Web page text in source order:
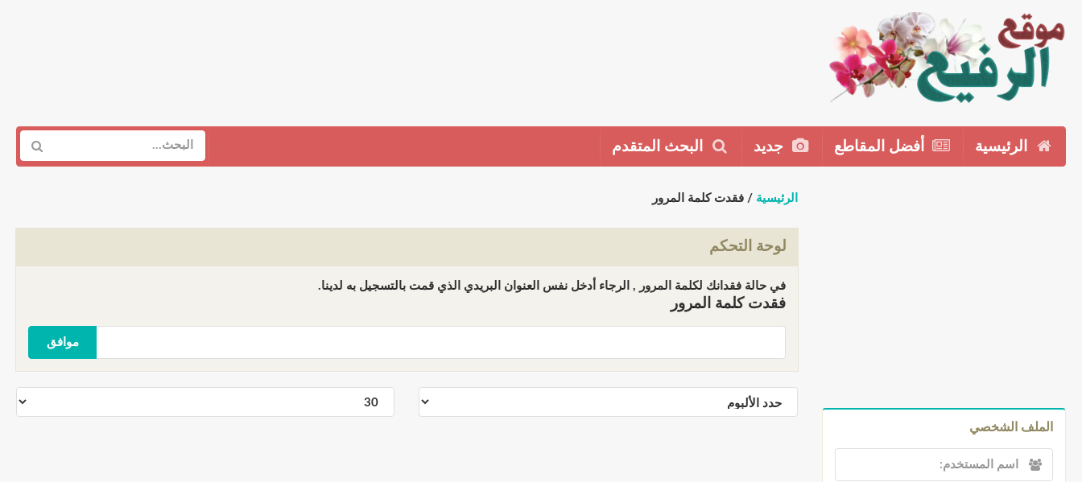
الرئيسية أفضل المقاطع جديد البحث المتقدم
الملف الشخصي
الرئيسية / فقدت كلمة المرور
لوحة التحكم
في حالة فقدانك لكلمة المرور , الرجاء أدخل نفس العنوان البريدي الذي قمت بالتسجيل به لدينا.
فقدت كلمة المرور
موافق